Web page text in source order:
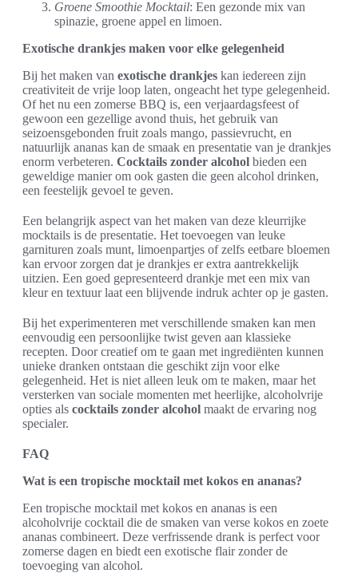
Groene Smoothie Mocktail: Een gezonde mix van
spinazie, groene appel en limoen.
Exotische drankjes maken voor elke gelegenheid
Bij het maken van exotische drankjes kan iedereen zijn
creativiteit de vrije loop laten, ongeacht het type gelegenheid.
Of het nu een zomerse BBQ is, een verjaardagsfeest of
gewoon een gezellige avond thuis, het gebruik van
seizoensgebonden fruit zoals mango, passievrucht, en
natuurlijk ananas kan de smaak en presentatie van je drankjes
enorm verbeteren. Cocktails zonder alcohol bieden een
geweldige manier om ook gasten die geen alcohol drinken,
een feestelijk gevoel te geven.
Een belangrijk aspect van het maken van deze kleurrijke
mocktails is de presentatie. Het toevoegen van leuke
garnituren zoals munt, limoenpartjes of zelfs eetbare bloemen
kan ervoor zorgen dat je drankjes er extra aantrekkelijk
uitzien. Een goed gepresenteerd drankje met een mix van
kleur en textuur laat een blijvende indruk achter op je gasten.
Bij het experimenteren met verschillende smaken kan men
eenvoudig een persoonlijke twist geven aan klassieke
recepten. Door creatief om te gaan met ingrediënten kunnen
unieke dranken ontstaan die geschikt zijn voor elke
gelegenheid. Het is niet alleen leuk om te maken, maar het
versterken van sociale momenten met heerlijke, alcoholvrije
opties als cocktails zonder alcohol maakt de ervaring nog
specialer.
FAQ
Wat is een tropische mocktail met kokos en ananas?
Een tropische mocktail met kokos en ananas is een
alcoholvrije cocktail die de smaken van verse kokos en zoete
ananas combineert. Deze verfrissende drank is perfect voor
zomerse dagen en biedt een exotische flair zonder de
toevoeging van alcohol.